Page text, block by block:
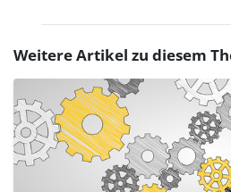
Weitere Artikel zu diesem